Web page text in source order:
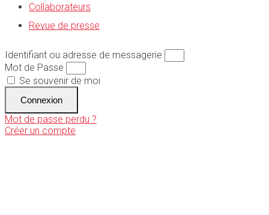
Collaborateurs
Revue de presse
Identifiant ou adresse de messagerie
Mot de Passe
Se souvenir de moi
Connexion
Mot de passe perdu ?
Créer un compte